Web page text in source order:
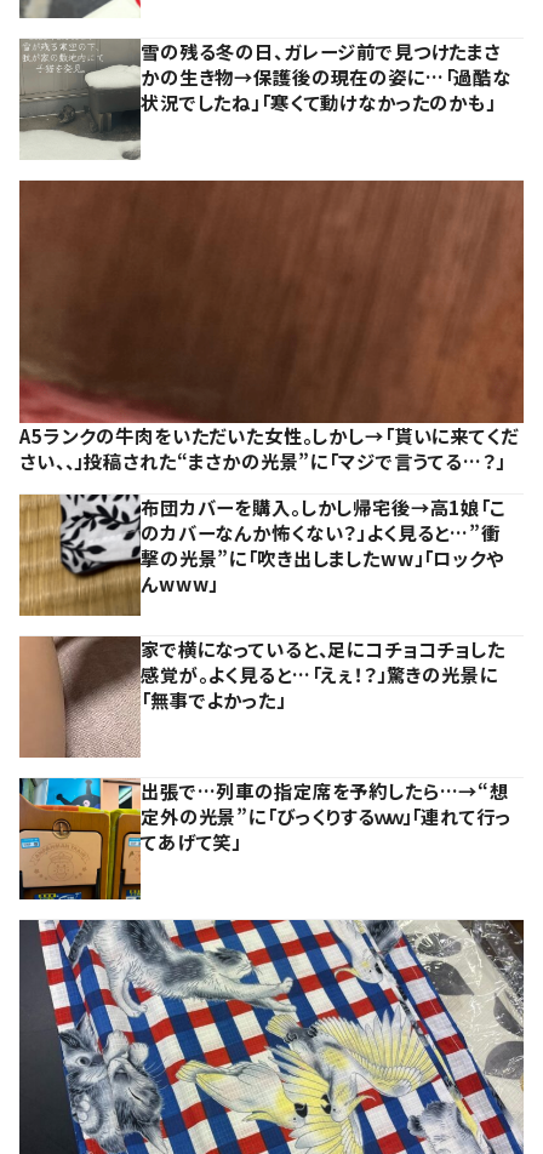
雪の残る冬の日、ガレージ前で見つけたまさ
かの生き物→保護後の現在の姿に…「過酷な
状況でしたね」「寒くて動けなかったのかも」
A5ランクの牛肉をいただいた女性。しかし→「貰いに来てくだ
さい、、」投稿された“まさかの光景”に「マジで言うてる…？」
布団カバーを購入。しかし帰宅後→高1娘「こ
のカバーなんか怖くない？」よく見ると…”衝
撃の光景”に「吹き出しましたww」「ロックや
んwww」
家で横になっていると、足にコチョコチョした
感覚が。よく見ると…「えぇ！？」驚きの光景に
「無事でよかった」
出張で…列車の指定席を予約したら…→“想
定外の光景”に「びっくりするｗｗ」「連れて行っ
てあげて笑」